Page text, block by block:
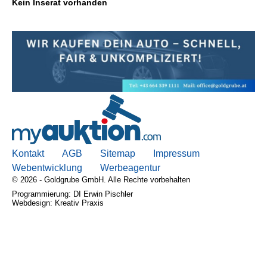
AGB, Nutzungsbedingungen
Impressum
Kein Inserat vorhanden
Kontakt AGB Sitemap
Impressum
Webentwicklung
Werbeagentur
© 2026 - Goldgrube GmbH. Alle Rechte vorbehalten
Programmierung: DI Erwin Pischler
Webdesign: Kreativ Praxis